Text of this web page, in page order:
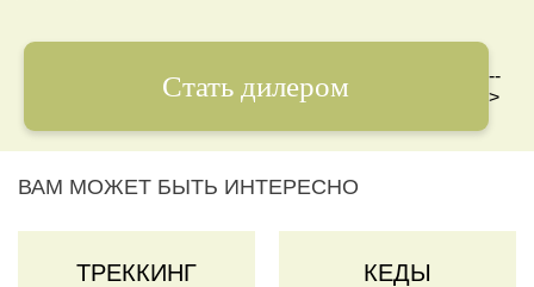
Стать дилером
--
>
ВАМ МОЖЕТ БЫТЬ ИНТЕРЕСНО
ТРЕККИНГ КЕДЫ